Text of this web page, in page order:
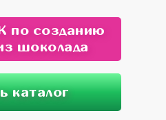
по созданию
шоколада
каталог